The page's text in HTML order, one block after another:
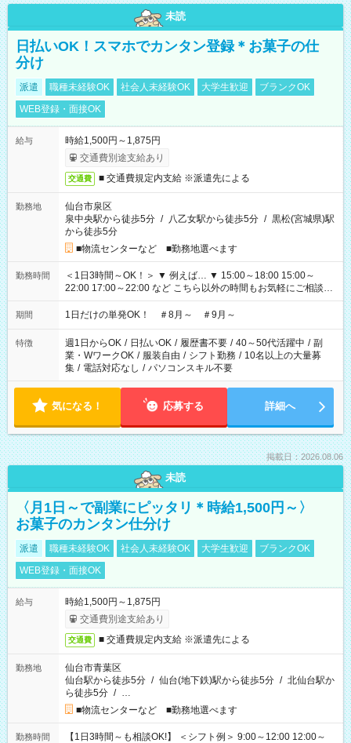
未読
日払いOK！スマホでカンタン登録＊お菓子の仕
分け
派遣 職種未経験OK 社会人未経験OK 大学生歓迎
ブランクOK
WEB登録・面接OK
給与
時給1,500円～1,875円
交通費別途支給あり
交通費 ■ 交通費規定内支給 ※派遣先による
勤務地
仙台市泉区
泉中央駅から徒歩5分 / 八乙女駅から徒歩5分 / 黒松(宮城県)駅
から徒歩5分
■物流センターなど ■勤務地選べます
勤務時間
＜1日3時間～OK！＞ ▼ 例えば… ▼ 15:00～18:00 15:00～
22:00 17:00～22:00 など こちら以外の時間もお気軽にご相談く
ださい！
期間 1日だけの単発OK！ ＃8月～ ＃9月～
特徴 週1日からOK / 日払いOK / 履歴書不要 / 40～50代活躍中 / 副
業・WワークOK / 服装自由 / シフト勤務 / 10名以上の大量募
集 / 電話対応なし / パソコンスキル不要
気になる！ 応募する 詳細へ
掲載日：2026.08.06
未読
〈月1日～で副業にピッタリ＊時給1,500円～〉
お菓子のカンタン仕分け
派遣 職種未経験OK 社会人未経験OK 大学生歓迎
ブランクOK
WEB登録・面接OK
給与
時給1,500円～1,875円
交通費別途支給あり
交通費 ■ 交通費規定内支給 ※派遣先による
勤務地
仙台市青葉区
仙台駅から徒歩5分 / 仙台(地下鉄)駅から徒歩5分 / 北仙台駅か
ら徒歩5分 / …
■物流センターなど ■勤務地選べます
勤務時間
【1日3時間～も相談OK!】 ＜シフト例＞ 9:00～12:00 12:00～